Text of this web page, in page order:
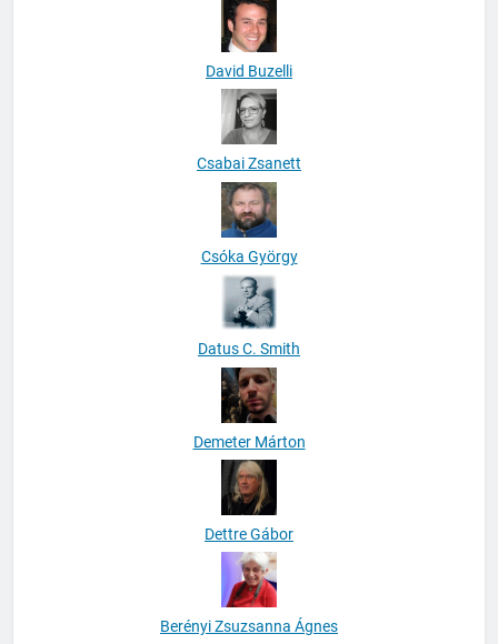
David Buzelli
Csabai Zsanett
Csóka György
Datus C. Smith
Demeter Márton
Dettre Gábor
Berényi Zsuzsanna Ágnes